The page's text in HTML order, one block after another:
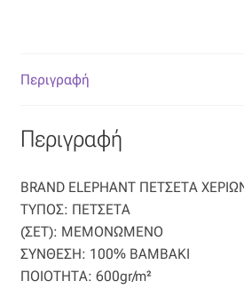
Επιπλόπανο
Κρεπ
Λινό
Περιγραφή
Περιγραφή
BRAND ELEPHANT ΠΕΤΣΕΤΑ
ΤΥΠΟΣ: ΠΕΤΣΕΤΑ
(ΣΕΤ): ΜΕΜΟΝΩΜΕΝΟ
ΣΥΝΘΕΣΗ: 100% ΒΑΜΒΑΚΙ
ΠΟΙΟΤΗΤΑ: 600gr/m²